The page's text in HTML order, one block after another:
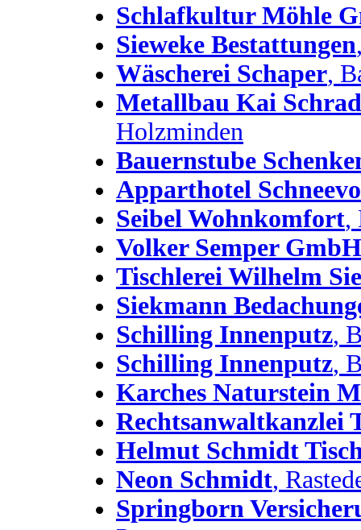
Schlafkultur Möhle
Sieweke Bestattungen
Wäscherei Schaper,
Metallbau Kai
Holzminden
Bauernstube
Apparthotel
Seibel Wohnkomfort,
Volker Semper GmbH
Tischlerei Wilhelm
Siekmann
Schilling Innenputz,
Schilling Innenputz,
Karches Naturstein
Rechtsanwaltkanzlei
Helmut Schmidt
Neon Schmidt,
Springborn